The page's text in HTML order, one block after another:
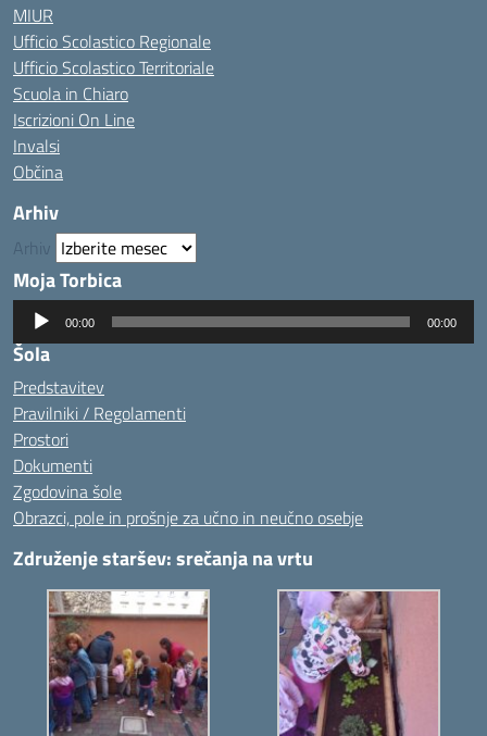
MIUR
Ufficio Scolastico Regionale
Ufficio Scolastico Territoriale
Scuola in Chiaro
Iscrizioni On Line
Invalsi
Občina
Arhiv
Arhiv
Moja Torbica
Predvajalnik
zvoka
00:00 00:00
Šola
Predstavitev
Pravilniki / Regolamenti
Prostori
Dokumenti
Zgodovina šole
Obrazci, pole in prošnje za učno in neučno osebje
Združenje staršev: srečanja na vrtu